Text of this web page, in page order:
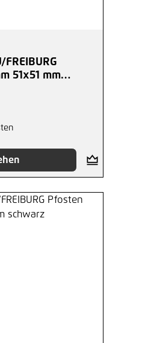
FREIBURG
51x51 mm